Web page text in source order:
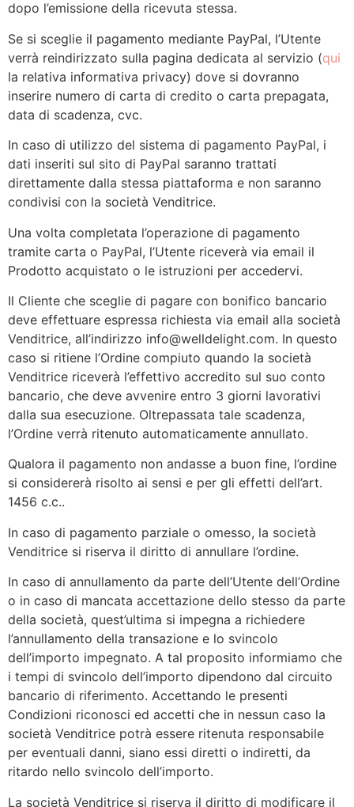
dopo l’emissione della ricevuta stessa.
Se si sceglie il pagamento mediante PayPal, l’Utente
verrà reindirizzato sulla pagina dedicata al servizio (qui
la relativa informativa privacy) dove si dovranno
inserire numero di carta di credito o carta prepagata,
data di scadenza, cvc.
In caso di utilizzo del sistema di pagamento PayPal, i
dati inseriti sul sito di PayPal saranno trattati
direttamente dalla stessa piattaforma e non saranno
condivisi con la società Venditrice.
Una volta completata l’operazione di pagamento
tramite carta o PayPal, l’Utente riceverà via email il
Prodotto acquistato o le istruzioni per accedervi.
Il Cliente che sceglie di pagare con bonifico bancario
deve effettuare espressa richiesta via email alla società
Venditrice, all’indirizzo info@welldelight.com. In questo
caso si ritiene l’Ordine compiuto quando la società
Venditrice riceverà l’effettivo accredito sul suo conto
bancario, che deve avvenire entro 3 giorni lavorativi
dalla sua esecuzione. Oltrepassata tale scadenza,
l’Ordine verrà ritenuto automaticamente annullato.
Qualora il pagamento non andasse a buon fine, l’ordine
si considererà risolto ai sensi e per gli effetti dell’art.
1456 c.c..
In caso di pagamento parziale o omesso, la società
Venditrice si riserva il diritto di annullare l’ordine.
In caso di annullamento da parte dell’Utente dell’Ordine
o in caso di mancata accettazione dello stesso da parte
della società, quest’ultima si impegna a richiedere
l’annullamento della transazione e lo svincolo
dell’importo impegnato. A tal proposito informiamo che
i tempi di svincolo dell’importo dipendono dal circuito
bancario di riferimento. Accettando le presenti
Condizioni riconosci ed accetti che in nessun caso la
società Venditrice potrà essere ritenuta responsabile
per eventuali danni, siano essi diretti o indiretti, da
ritardo nello svincolo dell’importo.
La società Venditrice si riserva il diritto di modificare il